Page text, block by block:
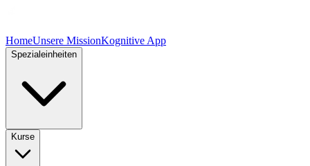
HomeUnsere MissionKognitive App
Spezialeinheiten
Kurse